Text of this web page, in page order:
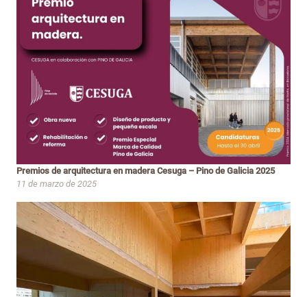
Premios de arquitectura en madera Cesuga – Pino de Galicia 2025
11 de marzo de 2025